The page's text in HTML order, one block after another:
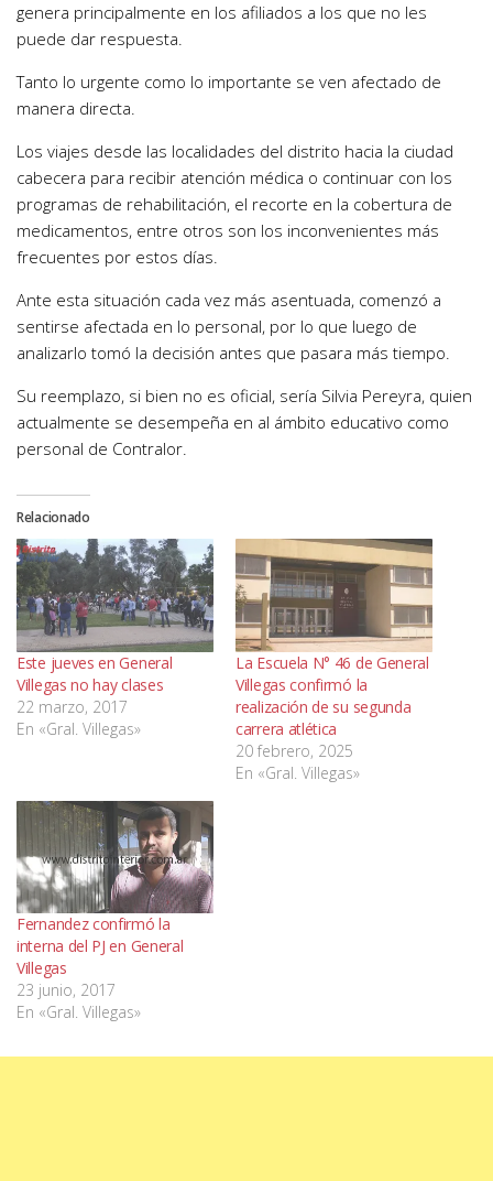
genera principalmente en los afiliados a los que no les
puede dar respuesta.
Tanto lo urgente como lo importante se ven afectado de
manera directa.
Los viajes desde las localidades del distrito hacia la ciudad
cabecera para recibir atención médica o continuar con los
programas de rehabilitación, el recorte en la cobertura de
medicamentos, entre otros son los inconvenientes más
frecuentes por estos días.
Ante esta situación cada vez más asentuada, comenzó a
sentirse afectada en lo personal, por lo que luego de
analizarlo tomó la decisión antes que pasara más tiempo.
Su reemplazo, si bien no es oficial, sería Silvia Pereyra, quien
actualmente se desempeña en al ámbito educativo como
personal de Contralor.
Relacionado
Este jueves en General
Villegas no hay clases
22 marzo, 2017
En «Gral. Villegas»
La Escuela N° 46 de General
Villegas confirmó la
realización de su segunda
carrera atlética
20 febrero, 2025
En «Gral. Villegas»
Fernandez confirmó la
interna del PJ en General
Villegas
23 junio, 2017
En «Gral. Villegas»